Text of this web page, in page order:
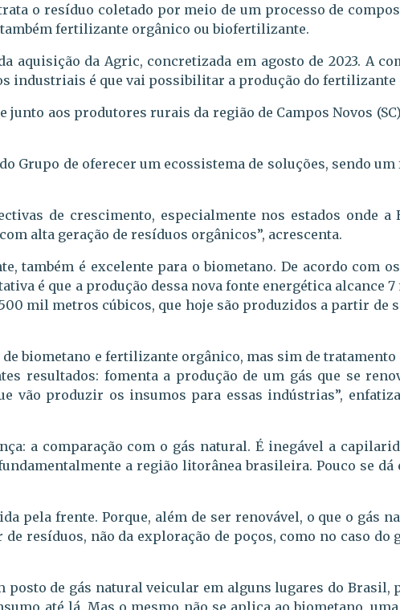
o resíduo coletado por meio de um processo de
fertilizante orgânico ou biofertilizante.
aquisição da Agric, concretizada em agosto de 2023. A
industriais é que vai possibilitar a produção do fertilizante
aos produtores rurais da região de Campos Novos
Grupo de oferecer um ecossistema de soluções, sendo
de crescimento, especialmente nos estados onde a
alta geração de resíduos orgânicos”, acrescenta.
também é excelente para o biometano. De acordo com
é que a produção dessa nova fonte energética alcance
mil metros cúbicos, que hoje são produzidos a partir de
biometano e fertilizante orgânico, mas sim de tratamento
resultados: fomenta a produção de um gás que se
vão produzir os insumos para essas indústrias”,
a comparação com o gás natural. É inegável a
a região litorânea brasileira. Pouco se dá
pela frente. Porque, além de ser renovável, o que o gás
resíduos, não da exploração de poços, como no caso do
posto de gás natural veicular em alguns lugares do Brasil,
até lá. Mas o mesmo não se aplica ao biometano, uma